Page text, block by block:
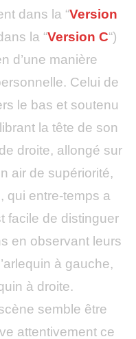
dans la “Version
la “Version C“)
d’une manière
Celui de
le bas et soutenu
la tête de son
droite, allongé sur
air de supériorité,
qui entre-temps a
facile de distinguer
en observant leurs
à gauche,
à droite.
semble être
attentivement ce